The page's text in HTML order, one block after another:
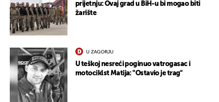
prijetnju: Ovaj grad u BiH-u bi mogao biti
žarište
U ZAGORJU
U teškoj nesreći poginuo vatrogasac i
motociklst Matija: "Ostavio je trag"
UKLJUČITE NOTIFIKACIJE